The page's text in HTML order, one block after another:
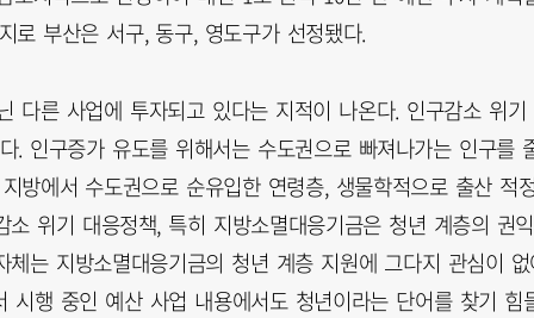
부산은 서구, 동구, 영도구가 선정됐다.
다른 사업에 투자되고 있다는 지적이 나온다. 인구감소 위기
. 인구증가 유도를 위해서는 수도권으로 빠져나가는 인구를
방에서 수도권으로 순유입한 연령층, 생물학적으로 출산 적정
위기 대응정책, 특히 지방소멸대응기금은 청년 계층의 권익
는 지방소멸대응기금의 청년 계층 지원에 그다지 관심이 없
시행 중인 예산 사업 내용에서도 청년이라는 단어를 찾기 힘